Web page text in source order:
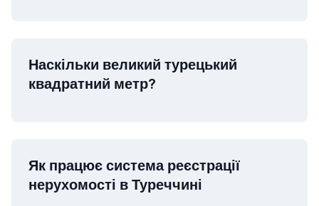
Наскільки великий турецький
квадратний метр?
Як працює система реєстрації
нерухомості в Туреччині